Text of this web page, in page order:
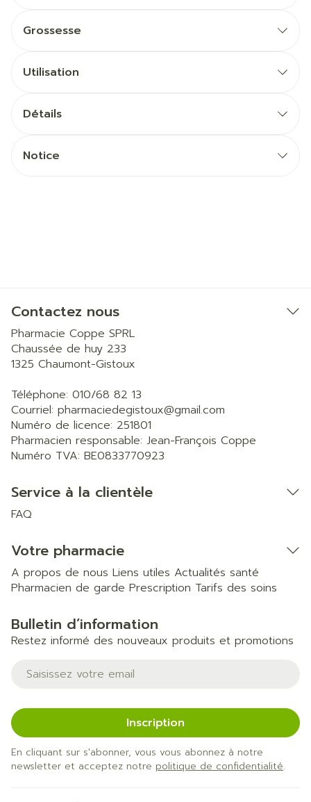
Grossesse
Utilisation
Détails
Notice
Contactez nous
Pharmacie Coppe SPRL
Chaussée de huy 233
1325 Chaumont-Gistoux
Téléphone: 010/68 82 13
Courriel: pharmaciedegistoux@gmail.com
Numéro de licence: 251801
Pharmacien responsable: Jean-François Coppe
Numéro TVA: BE0833770923
Service à la clientèle
FAQ
Votre pharmacie
A propos de nous Liens utiles Actualités santé
Pharmacien de garde Prescription Tarifs des soins
Bulletin d’information
Restez informé des nouveaux produits et promotions
Adresse mail
Inscription
En cliquant sur s'abonner, vous vous abonnez à notre
newsletter et acceptez notre politique de confidentialité.